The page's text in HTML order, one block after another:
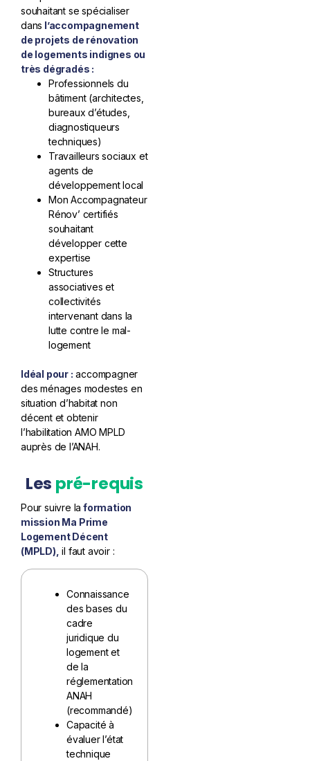
souhaitant se spécialiser
dans l’accompagnement
de projets de rénovation
de logements indignes ou
très dégradés :
Professionnels du
bâtiment (architectes,
bureaux d’études,
diagnostiqueurs
techniques)
Travailleurs sociaux et
agents de
développement local
Mon Accompagnateur
Rénov’ certifiés
souhaitant
développer cette
expertise
Structures
associatives et
collectivités
intervenant dans la
lutte contre le mal-
logement
Idéal pour : accompagner
des ménages modestes en
situation d’habitat non
décent et obtenir
l’habilitation AMO MPLD
auprès de l’ANAH.
Les pré-requis
Pour suivre la formation
mission Ma Prime
Logement Décent
(MPLD), il faut avoir :
Connaissance
des bases du
cadre
juridique du
logement et
de la
réglementation
ANAH
(recommandé)
Capacité à
évaluer l’état
technique